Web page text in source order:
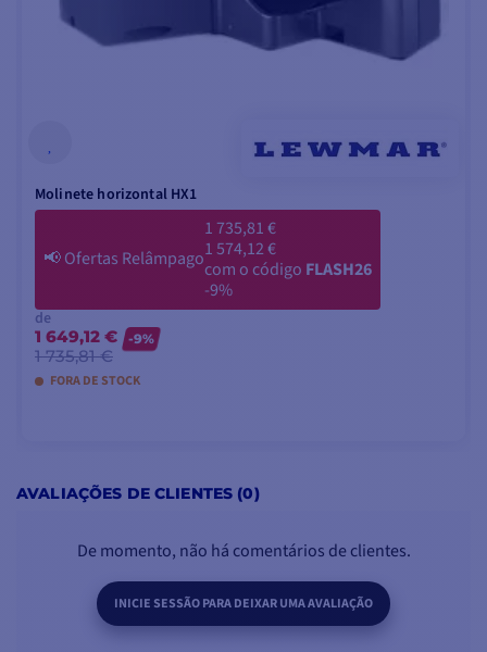
Molinete horizontal HX1
📢Ofertas Relâmpago
1 735,81 €
1 574,12 €
com o código FLASH26
-9%
de
1 649,12 €
1 735,81 €
-9%
FORA DE STOCK
AVALIAÇÕES DE CLIENTES (0)
De momento, não há comentários de clientes.
INICIE SESSÃO PARA DEIXAR UMA AVALIAÇÃO